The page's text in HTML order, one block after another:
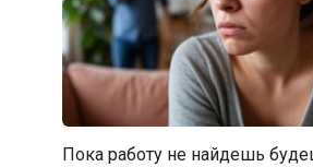
Пока работу не найдешь